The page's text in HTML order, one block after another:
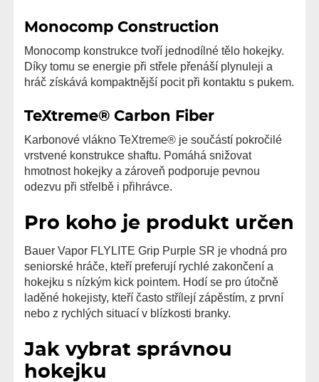
Monocomp Construction
Monocomp konstrukce tvoří jednodílné tělo hokejky.
Díky tomu se energie při střele přenáší plynuleji a
hráč získává kompaktnější pocit při kontaktu s pukem.
TeXtreme® Carbon Fiber
Karbonové vlákno TeXtreme® je součástí pokročilé
vrstvené konstrukce shaftu. Pomáhá snižovat
hmotnost hokejky a zároveň podporuje pevnou
odezvu při střelbě i přihrávce.
Pro koho je produkt určen
Bauer Vapor FLYLITE Grip Purple SR je vhodná pro
seniorské hráče, kteří preferují rychlé zakončení a
hokejku s nízkým kick pointem. Hodí se pro útočně
laděné hokejisty, kteří často střílejí zápěstím, z první
nebo z rychlých situací v blízkosti branky.
Jak vybrat správnou
hokejku